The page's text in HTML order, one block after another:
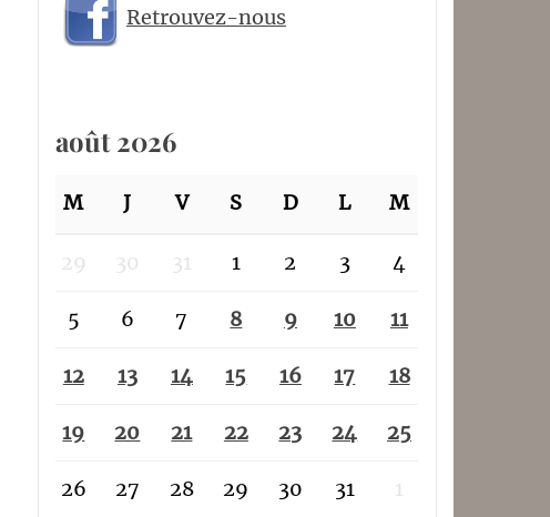
Retrouvez-nous
août 2026
M J V S D L M
29 30 31 1 2 3 4
5 6 7 8 9 10 11
12 13 14 15 16 17 18
19 20 21 22 23 24 25
26 27 28 29 30 31 1